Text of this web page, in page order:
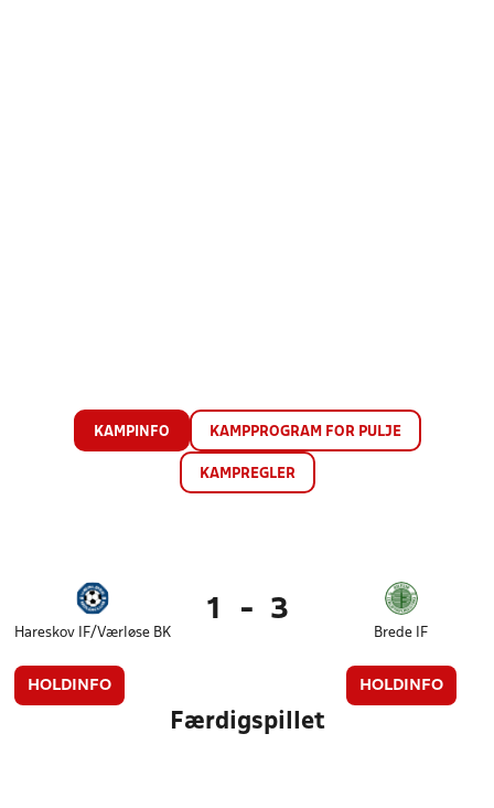
KAMPINFO KAMPPROGRAM FOR PULJE
KAMPREGLER
Hareskov IF/Værløse BK
HOLDINFO
1 - 3
Brede IF
HOLDINFO
Færdigspillet